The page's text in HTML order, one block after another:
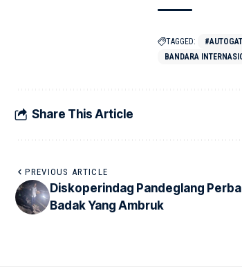
TAGGED:
BANDARA
Share This Article
PREVIOUS ARTICLE
Diskoperindag Pandeglang
Badak Yang Ambruk